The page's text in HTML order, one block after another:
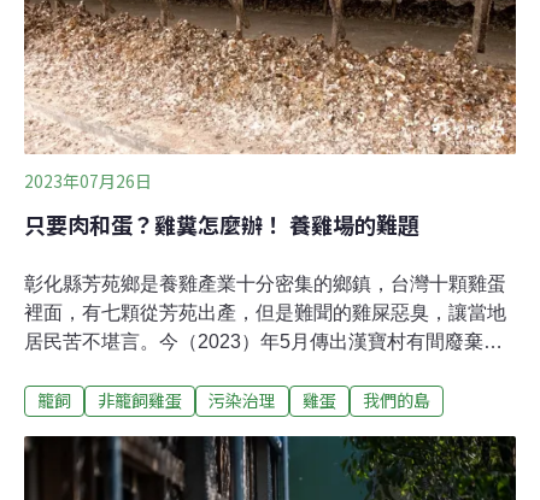
鷥，但在池邊只測量到52分貝左右，一來到馬路邊，音量
馬上飆升到70、80分貝。「大家都覺得噪音很吵，可是不
知該如何做出行動，這活動就是把分貝計平民化，當每個
人手機都有噪音分貝計，主動權就會回到公民手上。」范
欽慧說。噪音對聽力的傷害無法逆轉分貝數或許相對抽
象，噪音本身卻讓人非常有感。家住台
2023年07月26日
只要肉和蛋？雞糞怎麼辦！ 養雞場的難題
彰化縣芳苑鄉是養雞產業十分密集的鄉鎮，台灣十顆雞蛋
裡面，有七顆從芳苑出產，但是難聞的雞屎惡臭，讓當地
居民苦不堪言。今（2023）年5月傳出漢寶村有間廢棄十
3月，農曆年後，國內雞蛋產量大幅下降，引發缺蛋潮。
私下交易價格紊亂，政府啟動進口蛋專案，也從國外進口
種雞。歷經幾個月，市面上搶蛋狀況不再，6月蛋價也開
籠飼 非籠飼雞蛋 污染治理 雞蛋 我們的島